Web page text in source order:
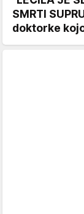
SMRTI
doktorke